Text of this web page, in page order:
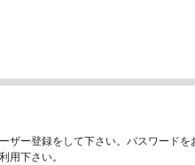
ザー登録をして下さい。パスワードを
用下さい。